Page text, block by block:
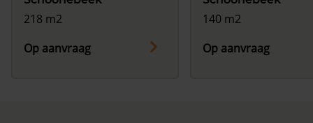
218 m2
Op aanvraag
140 m2
Op aanvraag